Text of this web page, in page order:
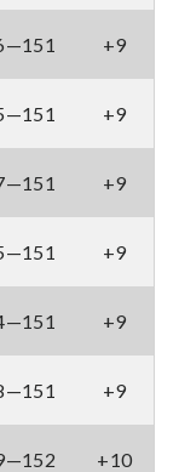
+9
+9
+9
+9
+9
+9
+10